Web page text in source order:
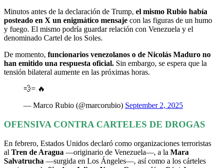
Minutos antes de la declaración de Trump, el mismo Rubio había
posteado en X un enigmático mensaje con las figuras de un humo
y fuego. El mismo podría guardar relación con Venezuela y el
denominado Cartel de los Soles.
De momento, funcionarios venezolanos o de Nicolás Maduro no
han emitido una respuesta oficial. Sin embargo, se espera que la
tensión bilateral aumente en las próximas horas.
💨= 🔥
— Marco Rubio (@marcorubio) September 2, 2025
OFENSIVA CONTRA CARTELES DE DROGAS
En febrero, Estados Unidos declaró como organizaciones terroristas
al Tren de Aragua —originario de Venezuela—, a la Mara
Salvatrucha —surgida en Los Ángeles—, así como a los cárteles